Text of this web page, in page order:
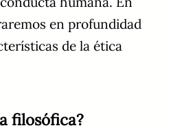
en profundidad
de la ética
filosófica?